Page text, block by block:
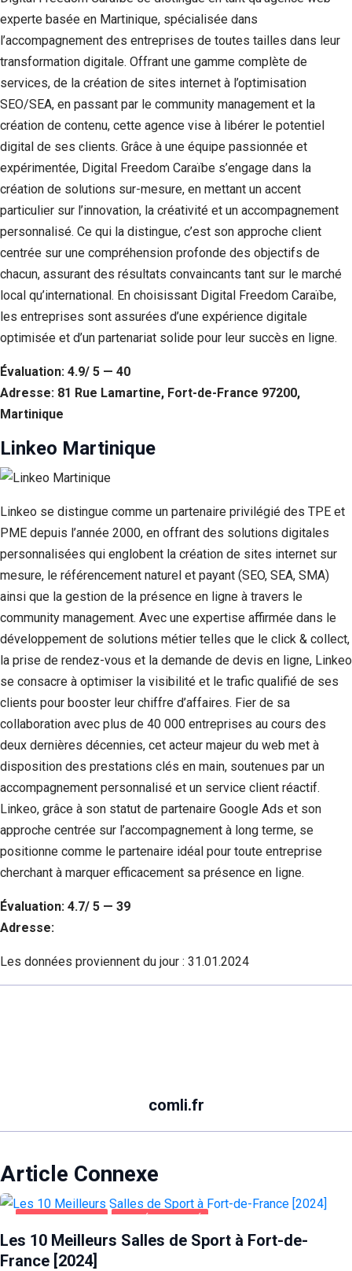
experte basée en Martinique, spécialisée dans
l’accompagnement des entreprises de toutes tailles dans leur
transformation digitale. Offrant une gamme complète de
services, de la création de sites internet à l’optimisation
SEO/SEA, en passant par le community management et la
création de contenu, cette agence vise à libérer le potentiel
digital de ses clients. Grâce à une équipe passionnée et
expérimentée, Digital Freedom Caraïbe s’engage dans la
création de solutions sur-mesure, en mettant un accent
particulier sur l’innovation, la créativité et un accompagnement
personnalisé. Ce qui la distingue, c’est son approche client
centrée sur une compréhension profonde des objectifs de
chacun, assurant des résultats convaincants tant sur le marché
local qu’international. En choisissant Digital Freedom Caraïbe,
les entreprises sont assurées d’une expérience digitale
optimisée et d’un partenariat solide pour leur succès en ligne.
Évaluation: 4.9/ 5 — 40
Adresse: 81 Rue Lamartine, Fort-de-France 97200,
Martinique
Linkeo Martinique
Linkeo se distingue comme un partenaire privilégié des TPE et
PME depuis l’année 2000, en offrant des solutions digitales
personnalisées qui englobent la création de sites internet sur
mesure, le référencement naturel et payant (SEO, SEA, SMA)
ainsi que la gestion de la présence en ligne à travers le
community management. Avec une expertise affirmée dans le
développement de solutions métier telles que le click & collect,
la prise de rendez-vous et la demande de devis en ligne, Linkeo
se consacre à optimiser la visibilité et le trafic qualifié de ses
clients pour booster leur chiffre d’affaires. Fier de sa
collaboration avec plus de 40 000 entreprises au cours des
deux dernières décennies, cet acteur majeur du web met à
disposition des prestations clés en main, soutenues par un
accompagnement personnalisé et un service client réactif.
Linkeo, grâce à son statut de partenaire Google Ads et son
approche centrée sur l’accompagnement à long terme, se
positionne comme le partenaire idéal pour toute entreprise
cherchant à marquer efficacement sa présence en ligne.
Évaluation: 4.7/ 5 — 39
Adresse:
Les données proviennent du jour : 31.01.2024
comli.fr
Article Connexe
FORT-DE-FRANCE SANTÉ ET BEAUTÉ
Les 10 Meilleurs Salles de Sport à Fort-de-
France [2024]